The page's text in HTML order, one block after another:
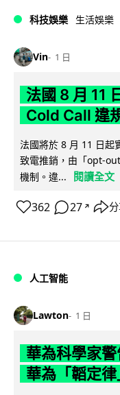
科技娛樂 生活娛樂
Vin 1 日
法國 8 月 11
Cold Call 違
法國將於 8 月 11 日起
致電推銷，由「opt-
機制。違...
閱讀全文
362 27 ↗
人工智能
Lawton 1 日
華為科學家
華為「韜定